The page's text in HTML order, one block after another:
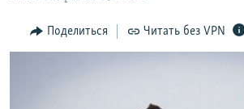
ВернутсяИНТЕРАКТИВ
РАДІО СВОБОДА
Поделиться Читать без VPN